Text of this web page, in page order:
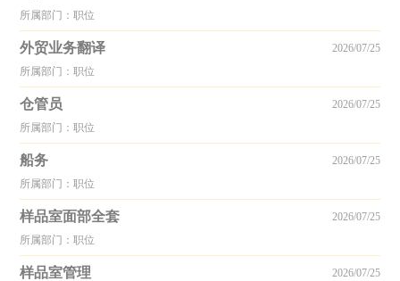
所属部门：职位
外贸业务翻译
所属部门：职位
2026/07/25
仓管员
所属部门：职位
2026/07/25
船务
所属部门：职位
2026/07/25
样品室面部全套
所属部门：职位
2026/07/25
样品室管理 2026/07/25